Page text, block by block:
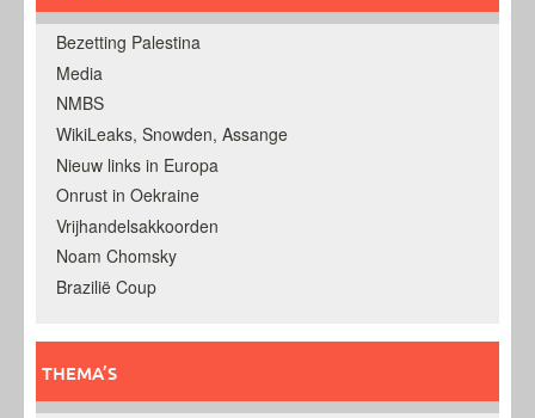
Bezetting Palestina
Media
NMBS
WikiLeaks, Snowden, Assange
Nieuw links in Europa
Onrust in Oekraine
Vrijhandelsakkoorden
Noam Chomsky
Brazilië Coup
THEMA’S